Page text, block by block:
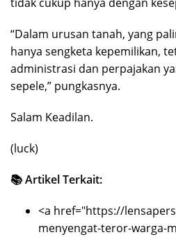
“Dalam urusan tanah, yang
hanya sengketa kepemilikan,
administrasi dan perpajakan
sepele,” pungkasnya.
Salam Keadilan.
(luck)
📚 Artikel Terkait:
<a href="https://
menyengat-teror-warga-